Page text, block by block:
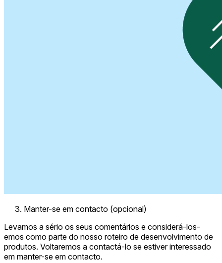
Manter-se em contacto (opcional)
Levamos a sério os seus comentários e considerá-los-
emos como parte do nosso roteiro de desenvolvimento de
produtos. Voltaremos a contactá-lo se estiver interessado
em manter-se em contacto.